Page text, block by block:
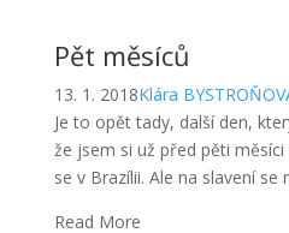
Pět měsíců
13. 1. 2018Klára
Je to opět tady, další den,
že jsem si už před pěti
se v Brazílii. Ale na slavení se
Read More